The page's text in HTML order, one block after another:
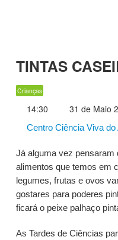
TINTAS
Crianças
14:30 31 de Maio
Centro Ciência Viva do
Já alguma vez pensaram
alimentos que temos em
legumes, frutas e ovos
gostares para poderes
ficará o peixe palhaço
As Tardes de Ciências